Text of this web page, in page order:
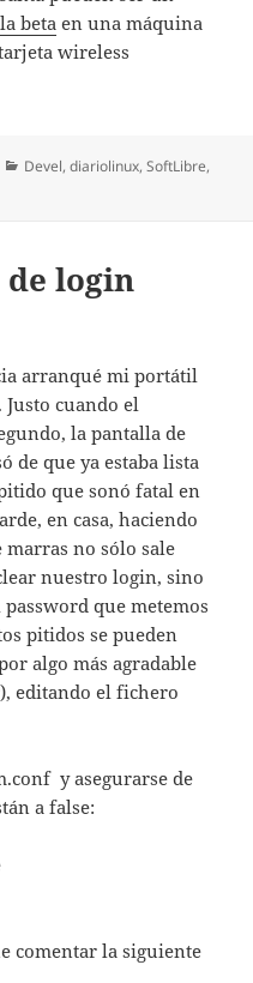
beta en una máquina
wireless
Categorías
Devel,diariolinux,SoftLibre,
beta 1 ya en sus pantallas
login
arranqué mi portátil
cuando el
la pantalla de
de que ya estaba lista
que sonó fatal en
en casa, haciendo
no sólo sale
nuestro login, sino
que metemos
pitidos se pueden
algo más agradable
editando el fichero
y asegurarse de
a false:
comentar la siguiente